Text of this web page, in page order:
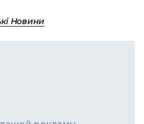
Новини